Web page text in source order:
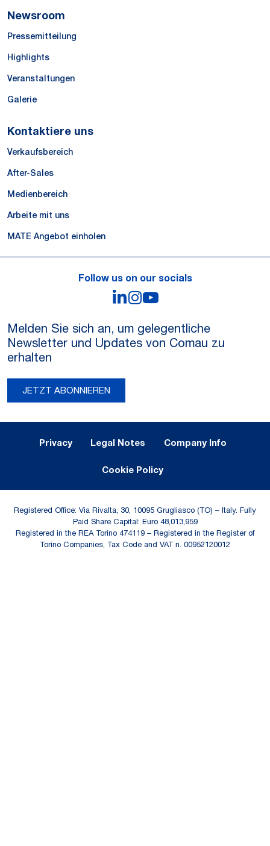
Newsroom
Pressemitteilung
Highlights
Veranstaltungen
Galerie
Kontaktiere uns
Verkaufsbereich
After-Sales
Medienbereich
Arbeite mit uns
MATE Angebot einholen
Follow us on our socials
LinkedIn
Instagram
Melden Sie sich an, um gelegentliche
Newsletter und Updates von Comau zu
erhalten
JETZT ABONNIEREN
Privacy Legal Notes Company Info
Cookie Policy
Registered Office: Via Rivalta, 30, 10095 Grugliasco (TO) – Italy. Fully
Paid Share Capital: Euro 48,013,959
Registered in the REA Torino 474119 – Registered in the Register of
Torino Companies, Tax Code and VAT n. 00952120012